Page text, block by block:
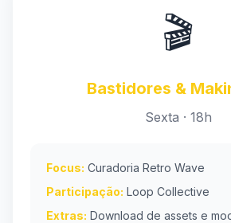
🎬
Bastidores &
Sexta · 18h
Focus: Curadoria Retro Wave
Participação: Loop Collective
Extras: Download de assets e